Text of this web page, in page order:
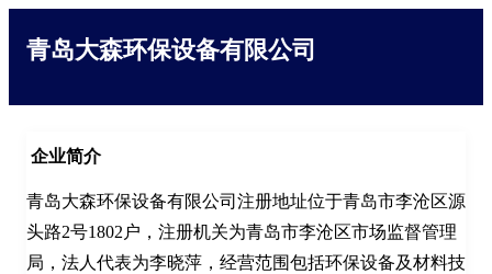
青岛大森环保设备有限公司
企业简介
青岛大森环保设备有限公司注册地址位于青岛市李沧区源
头路2号1802户，注册机关为青岛市李沧区市场监督管理
局，法人代表为李晓萍，经营范围包括环保设备及材料技